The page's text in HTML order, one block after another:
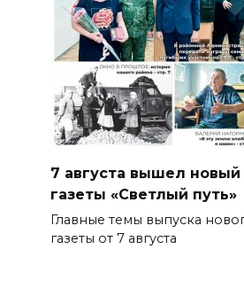
7 августа вышел
газеты «Светлый путь»
Главные темы выпуска
газеты от 7 августа